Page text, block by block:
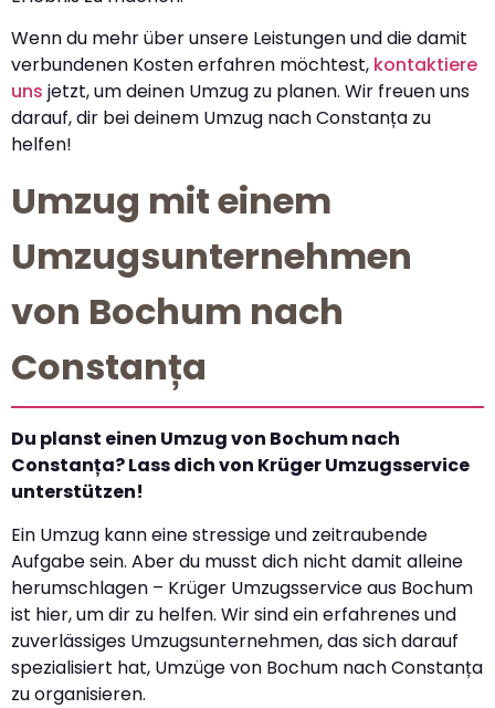
Wenn du mehr über unsere Leistungen und die damit
verbundenen Kosten erfahren möchtest, kontaktiere
uns jetzt, um deinen Umzug zu planen. Wir freuen uns
darauf, dir bei deinem Umzug nach Constanța zu
helfen!
Umzug mit einem
Umzugsunternehmen
von Bochum nach
Constanța
Du planst einen Umzug von Bochum nach
Constanța? Lass dich von Krüger Umzugsservice
unterstützen!
Ein Umzug kann eine stressige und zeitraubende
Aufgabe sein. Aber du musst dich nicht damit alleine
herumschlagen – Krüger Umzugsservice aus Bochum
ist hier, um dir zu helfen. Wir sind ein erfahrenes und
zuverlässiges Umzugsunternehmen, das sich darauf
spezialisiert hat, Umzüge von Bochum nach Constanța
zu organisieren.